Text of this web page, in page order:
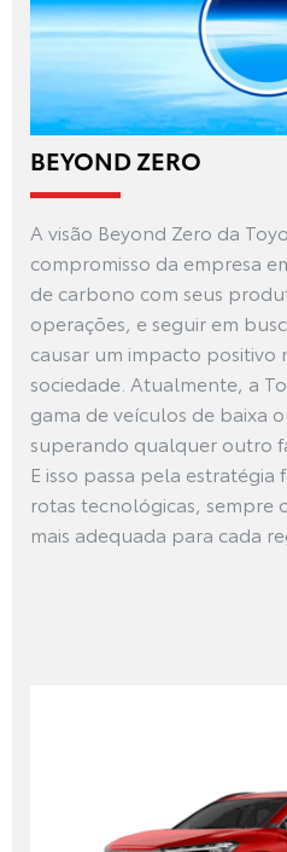
BEYOND ZERO
A visão Beyond Zero da
compromisso da empresa
de carbono com seus
operações, e seguir em
causar um impacto positivo
sociedade. Atualmente, a
gama de veículos de baixa
superando qualquer outro
E isso passa pela
rotas tecnológicas, sempre
mais adequada para cada